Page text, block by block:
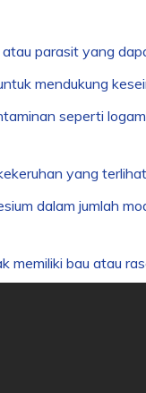
parasit yang
mendukung
seperti
yang terlihat.
dalam jumlah
memiliki bau atau